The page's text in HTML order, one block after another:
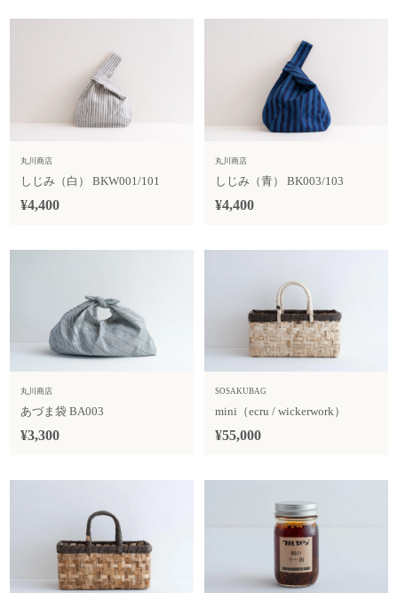
丸川商店
しじみ（白） BKW001/101
¥4,400
丸川商店
しじみ（青） BK003/103
¥4,400
丸川商店
あづま袋 BA003
¥3,300
SOSAKUBAG
mini（ecru / wickerwork）
¥55,000